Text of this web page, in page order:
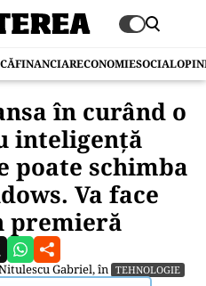
FINANCIARECONOMIESOCIAL
în curând o
inteligență
poate schimba
Va face
Gabriel, în TEHNOLOGIE